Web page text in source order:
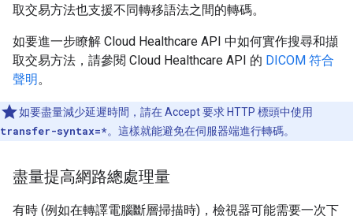
取交易方法也支援不同轉移語法之間的轉碼。
如要進一步瞭解 Cloud Healthcare API 中如何實作搜尋和擷
取交易方法，請參閱 Cloud Healthcare API 的 DICOM 符合
聲明。
如要盡量減少延遲時間，請在 Accept 要求 HTTP 標頭中使用
transfer-syntax=*。這樣就能避免在伺服器端進行轉碼。
盡量提高網路總處理量
有時 (例如在轉譯電腦斷層掃描時)，檢視器可能需要一次下